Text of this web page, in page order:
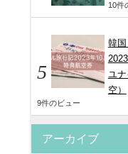
10件
韓
ユ
空）
9件のビュー
アーカイブ